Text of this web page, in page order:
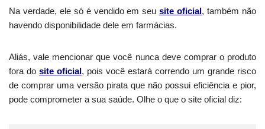
Na verdade, ele só é vendido em seu site oficial , também não
havendo disponibilidade dele em farmácias.
Aliás, vale mencionar que você nunca deve comprar o produto
fora do site oficial , pois você estará correndo um grande risco
de comprar uma versão pirata que não possui eficiência e pior,
pode comprometer a sua saúde. Olhe o que o site oficial diz: